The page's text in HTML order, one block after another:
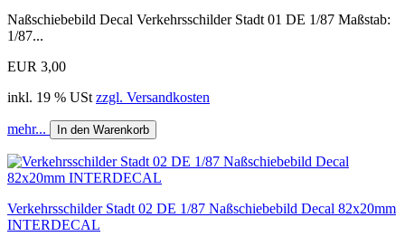
Naßschiebebild Decal Verkehrsschilder Stadt 01 DE 1/87 Maßstab:
1/87...
EUR 3,00
inkl. 19 % USt zzgl. Versandkosten
mehr... In den Warenkorb
Verkehrsschilder Stadt 02 DE 1/87 Naßschiebebild Decal 82x20mm
INTERDECAL